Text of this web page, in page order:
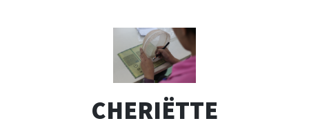
CHERIËTTE